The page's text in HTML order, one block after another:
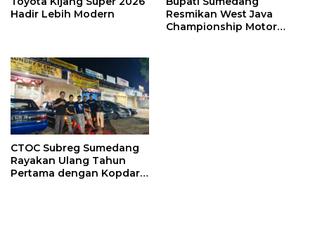
Hadir Lebih Modern
Resmikan West Java
Championship Motor
CTOC Subreg Sumedang
Rayakan Ulang Tahun
Pertama dengan Kopdar